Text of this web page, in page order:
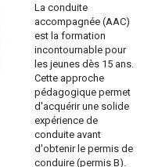
La conduite
accompagnée (AAC)
est la formation
incontournable pour
les jeunes dès 15 ans.
Cette approche
pédagogique permet
d'acquérir une solide
expérience de
conduite avant
d'obtenir le permis de
conduire (permis B).